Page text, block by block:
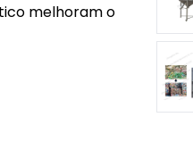
melhoram o